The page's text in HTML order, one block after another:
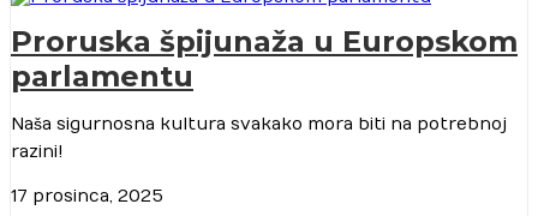
Proruska špijunaža u Europskom
parlamentu
Naša sigurnosna kultura svakako mora biti na potrebnoj
razini!
17 prosinca, 2025